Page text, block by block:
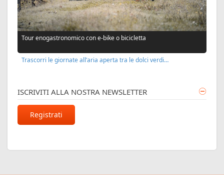
Tour enogastronomico con e-bike o bicicletta
Trascorri le giornate all’aria aperta tra le dolci verdi…
ISCRIVITI ALLA NOSTRA NEWSLETTER
Registrati